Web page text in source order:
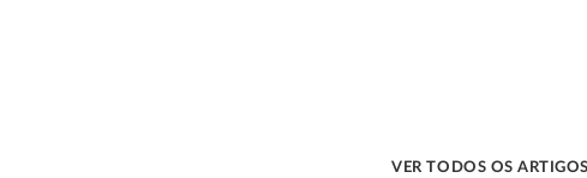
VER TODOS OS